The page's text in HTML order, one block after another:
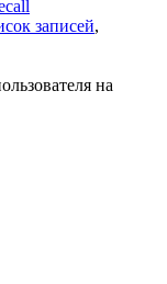
записей,
на